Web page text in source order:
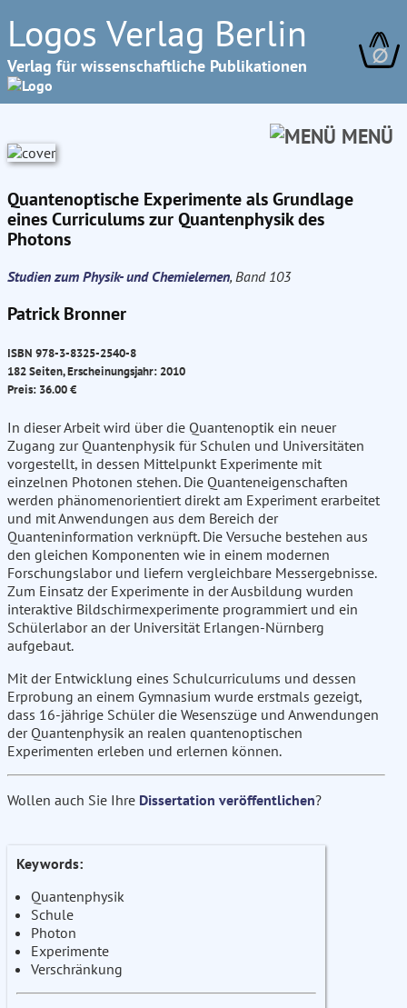
Logos Verlag Berlin
Verlag für wissenschaftliche Publikationen ∅
MENÜ
Quantenoptische Experimente als Grundlage
eines Curriculums zur Quantenphysik des
Photons
Studien zum Physik- und Chemielernen, Band 103
Patrick Bronner
ISBN 978-3-8325-2540-8
182 Seiten, Erscheinungsjahr: 2010
Preis: 36.00 €
In dieser Arbeit wird über die Quantenoptik ein neuer
Zugang zur Quantenphysik für Schulen und Universitäten
vorgestellt, in dessen Mittelpunkt Experimente mit
einzelnen Photonen stehen. Die Quanteneigenschaften
werden phänomenorientiert direkt am Experiment erarbeitet
und mit Anwendungen aus dem Bereich der
Quanteninformation verknüpft. Die Versuche bestehen aus
den gleichen Komponenten wie in einem modernen
Forschungslabor und liefern vergleichbare Messergebnisse.
Zum Einsatz der Experimente in der Ausbildung wurden
interaktive Bildschirmexperimente programmiert und ein
Schülerlabor an der Universität Erlangen-Nürnberg
aufgebaut.
Mit der Entwicklung eines Schulcurriculums und dessen
Erprobung an einem Gymnasium wurde erstmals gezeigt,
dass 16-jährige Schüler die Wesenszüge und Anwendungen
der Quantenphysik an realen quantenoptischen
Experimenten erleben und erlernen können.
Wollen auch Sie Ihre Dissertation veröffentlichen?
Keywords:
Quantenphysik
Schule
Photon
Experimente
Verschränkung